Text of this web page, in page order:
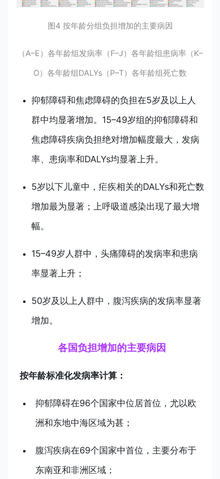
图4 按年龄分组负担增加的主要病因
（A–E）各年龄组发病率（F–J）各年龄组患病率（K–
O）各年龄组DALYs（P–T）各年龄组死亡数
抑郁障碍和焦虑障碍的负担在5岁及以上人
群中均显著增加。15–49岁组的抑郁障碍和
焦虑障碍疾病负担绝对增加幅度最大，发病
率、患病率和DALYs均显著上升。
5岁以下儿童中，疟疾相关的DALYs和死亡数
增加最为显著；上呼吸道感染出现了最大增
幅。
15–49岁人群中，头痛障碍的发病率和患病
率显著上升；
50岁及以上人群中，腹泻疾病的发病率显著
增加。
各国负担增加的主要病因
按年龄标准化发病率计算：
抑郁障碍在96个国家中位居首位，尤以欧
洲和东地中海区域为甚；
腹泻疾病在69个国家中首位，主要分布于
东南亚和非洲区域；